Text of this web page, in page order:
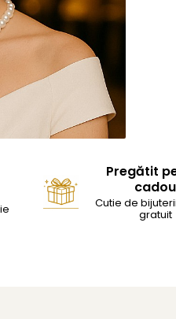
Pregătit
cadou
Cutie de
gratuit